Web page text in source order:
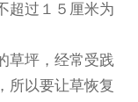
超过１５厘米为
草坪，经常受践
所以要让草恢复